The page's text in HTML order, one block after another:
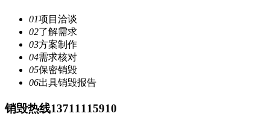
01项目洽谈
02了解需求
03方案制作
04需求核对
05保密销毁
06出具销毁报告
销毁热线13711115910